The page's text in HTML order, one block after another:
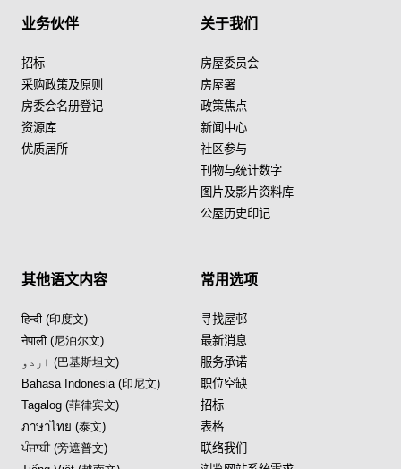
业务伙伴
招标
采购政策及原则
房委会名册登记
资源库
优质居所
关于我们
房屋委员会
房屋署
政策焦点
新闻中心
社区参与
刊物与统计数字
图片及影片资料库
公屋历史印记
其他语文内容
हिन्दी (印度文)
नेपाली (尼泊尔文)
اردو (巴基斯坦文)
Bahasa Indonesia (印尼文)
Tagalog (菲律宾文)
ภาษาไทย (泰文)
ਪੰਜਾਬੀ (旁遮普文)
常用选项
寻找屋邨
最新消息
服务承诺
职位空缺
招标
表格
联络我们